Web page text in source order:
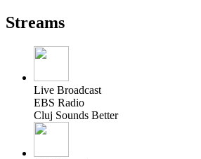
Streams
Live Broadcast
EBS Radio
Cluj Sounds Better